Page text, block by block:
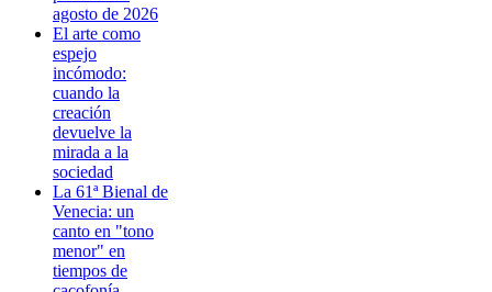
agosto de 2026
El arte como
espejo
incómodo:
cuando la
creación
devuelve la
mirada a la
sociedad
La 61ª Bienal de
Venecia: un
canto en "tono
menor" en
tiempos de